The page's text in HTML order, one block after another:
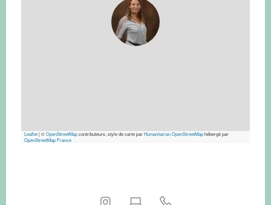
Leaflet|©OpenStreetMapcontributeurs, style de carte parHumanitarian OpenStreetMaphébergé par
OpenStreetMap France